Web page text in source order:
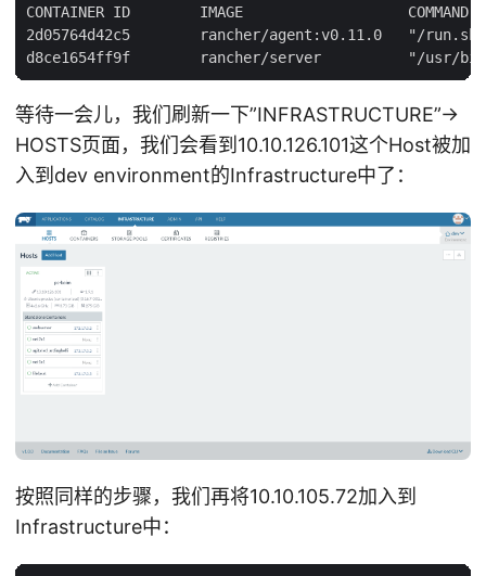
CONTAINER ID        IMAGE
2d05764d42c5        rancher/agent:v0.11.0   "/
等待一会儿，我们刷新一下”INFRASTRUCTURE”->
HOSTS页面，我们会看到10.10.126.101这个Host被加
入到dev environment的Infrastructure中了：
按照同样的步骤，我们再将10.10.105.72加入到
Infrastructure中：